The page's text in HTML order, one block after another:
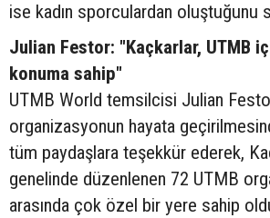
ise kadın sporculardan oluştuğunu
Julian Festor: "Kaçkarlar, UTMB
konuma sahip"
UTMB World temsilcisi Julian
organizasyonun hayata
tüm paydaşlara teşekkür ederek,
genelinde düzenlenen 72 UTMB
arasında çok özel bir yere sahip